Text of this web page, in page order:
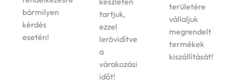
bármilyen
kérdés
esetén!
tartjuk,
ezzel
lerövidítve
várakozási
időt!
területére
vállaljuk
megrendelt
termékek
kiszállítását!